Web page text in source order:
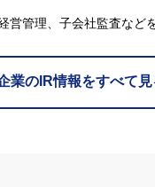
営管理、子会社監査など
業のIR情報をすべて見